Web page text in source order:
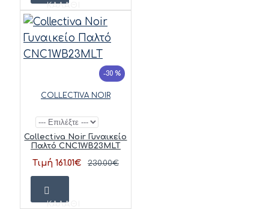
ΚΑΛΆΘΙ
-30 %
COLLECTIVA NOIR
Collectiva Noir Γυναικείο
Παλτό CNC1WB23MLT
Τιμή 161.01€ 230.00€
ΚΑΛΆΘΙ